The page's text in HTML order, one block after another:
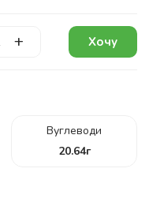
+ Хочу
Вуглеводи
20.64г